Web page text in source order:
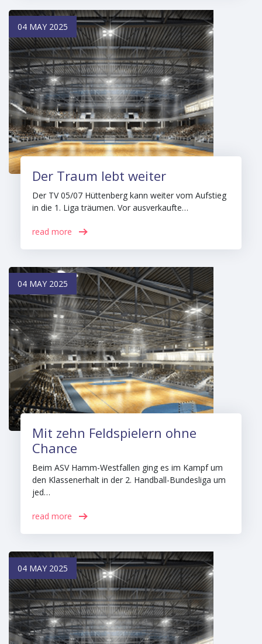
04 MAY 2025
Der Traum lebt weiter
Der TV 05/07 Hüttenberg kann weiter vom Aufstieg
in die 1. Liga träumen. Vor ausverkaufte…
read more
04 MAY 2025
Mit zehn Feldspielern ohne
Chance
Beim ASV Hamm-Westfallen ging es im Kampf um
den Klassenerhalt in der 2. Handball-Bundesliga um
jed…
read more
04 MAY 2025